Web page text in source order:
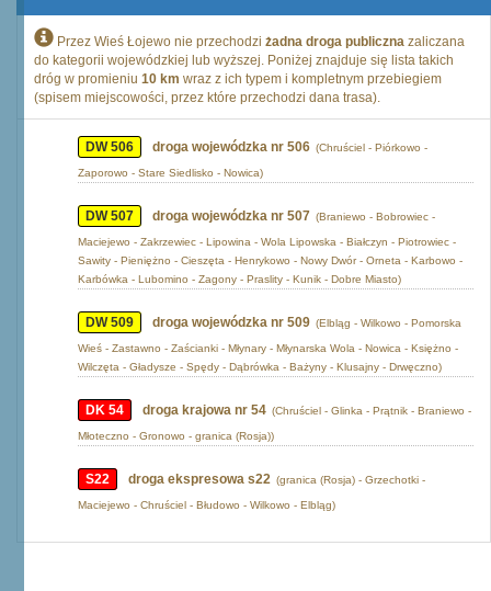
Przez Wieś Łojewo nie przechodzi żadna droga publiczna zaliczana
do kategorii wojewódzkiej lub wyższej. Poniżej znajduje się lista takich
dróg w promieniu 10 km wraz z ich typem i kompletnym przebiegiem
(spisem miejscowości, przez które przechodzi dana trasa).
DW 506 droga wojewódzka nr 506 (Chruściel - Piórkowo -
Zaporowo - Stare Siedlisko - Nowica)
DW 507 droga wojewódzka nr 507 (Braniewo - Bobrowiec -
Maciejewo - Zakrzewiec - Lipowina - Wola Lipowska - Białczyn - Piotrowiec -
Sawity - Pieniężno - Cieszęta - Henrykowo - Nowy Dwór - Orneta - Karbowo -
Karbówka - Lubomino - Zagony - Praslity - Kunik - Dobre Miasto)
DW 509 droga wojewódzka nr 509 (Elbląg - Wilkowo - Pomorska
Wieś - Zastawno - Zaścianki - Młynary - Młynarska Wola - Nowica - Księżno -
Wilczęta - Gładysze - Spędy - Dąbrówka - Bażyny - Klusajny - Drwęczno)
DK 54 droga krajowa nr 54 (Chruściel - Glinka - Prątnik - Braniewo -
Młoteczno - Gronowo - granica (Rosja))
S22 droga ekspresowa s22 (granica (Rosja) - Grzechotki -
Maciejewo - Chruściel - Błudowo - Wilkowo - Elbląg)